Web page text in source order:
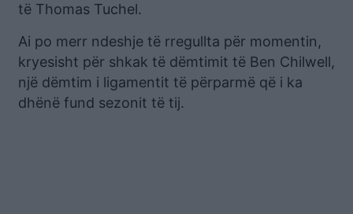
të Thomas Tuchel.
Ai po merr ndeshje të rregullta për momentin,
kryesisht për shkak të dëmtimit të Ben Chilwell,
një dëmtim i ligamentit të përparmë që i ka
dhënë fund sezonit të tij.